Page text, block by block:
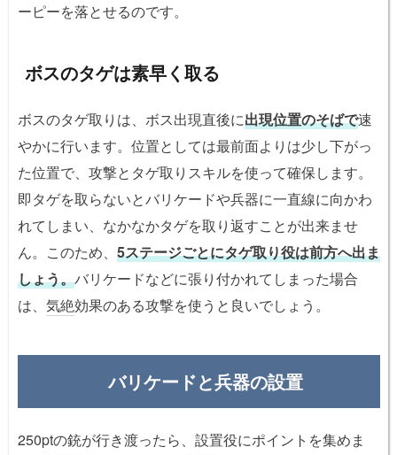
ーピーを落とせるのです。
ボスのタゲは素早く取る
ボスのタゲ取りは、ボス出現直後に出現位置のそばで速
やかに行います。位置としては最前面よりは少し下がっ
た位置で、攻撃とタゲ取りスキルを使って確保します。
即タゲを取らないとバリケードや兵器に一直線に向かわ
れてしまい、なかなかタゲを取り返すことが出来ませ
ん。このため、 5ステージごとにタゲ取り役は前方へ出ま
しょう。バリケードなどに張り付かれてしまった場合
は、 気絶効果のある攻撃を使うと良いでしょう。
バリケードと兵器の設置
250ptの銃が行き渡ったら、設置役にポイントを集めま